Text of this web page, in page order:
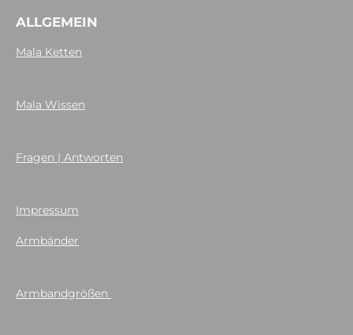
ALLGEMEIN
Mala Ketten
Mala Wissen
Fragen | Antworten
Impressum
Armbänder
Armbandgrößen